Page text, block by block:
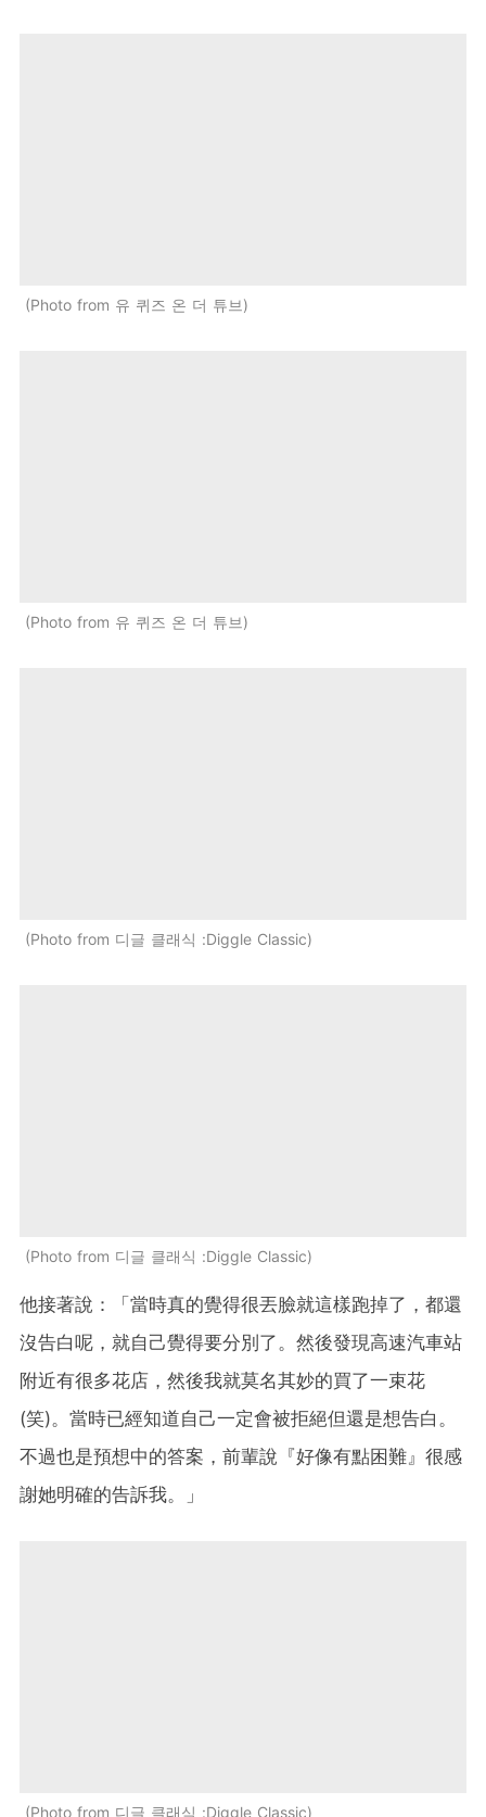
Photo from 유 퀴즈 온 더 튜브
Photo from 유 퀴즈 온 더 튜브
Photo from 디글 클래식 :Diggle Classic
Photo from 디글 클래식 :Diggle Classic
他接著說：「當時真的覺得很丟臉就這樣跑掉了，都還
沒告白呢，就自己覺得要分別了。然後發現高速汽車站
附近有很多花店，然後我就莫名其妙的買了一束花
(笑)。當時已經知道自己一定會被拒絕但還是想告白。
不過也是預想中的答案，前輩說『好像有點困難』很感
謝她明確的告訴我。」
Photo from 디글 클래식 :Diggle Classic